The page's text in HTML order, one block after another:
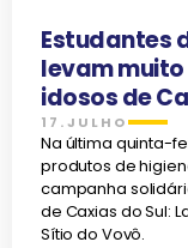
Estudantes
levam
idosos de
17.JULHO
Na última quinta-
produtos de
campanha
de Caxias do Sul:
Sítio do Vovô.